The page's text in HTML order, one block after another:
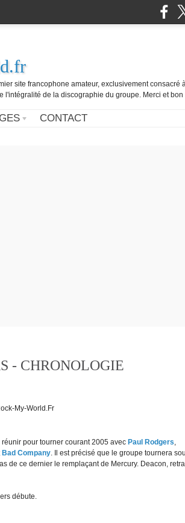
site francophone amateur, exclusivement
l'intégralité de la discographie du groupe. Merci et
CONTACT
- CHRONOLOGIE
pour tourner courant 2005 avec Paul Rodgers,
Bad Company. Il est précisé que le groupe tournera
de ce dernier le remplaçant de Mercury. Deacon,
débute.